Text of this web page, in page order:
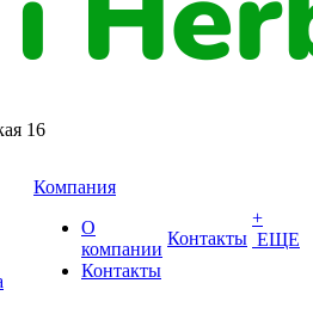
16
Компания
О
компании
Контакты
Контакты
+
ЕЩЕ